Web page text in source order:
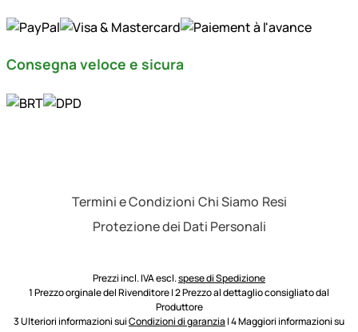
Consegna veloce e sicura
Termini e Condizioni Chi Siamo Resi
Protezione dei Dati Personali
Prezzi incl. IVA escl.spese di Spedizione
1 Prezzo orginale del Rivenditore | 2 Prezzo al dettaglio consigliato dal
Produttore
3 Ulteriori informazioni suiCondizioni di garanzia | 4 Maggiori informazioni su